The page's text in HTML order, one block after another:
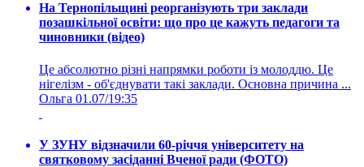
На Тернопільщині реорганізують три заклади
позашкільної освіти: що про це кажуть педагоги та
чиновники (відео)
Це абсолютно різні напрямки роботи із молоддю. Це
нігелізм - об'єднувати такі заклади. Основна причина ...
Ольга 01.07/19:35
У ЗУНУ відзначили 60-річчя університету на
святковому засіданні Вченої ради (ФОТО)